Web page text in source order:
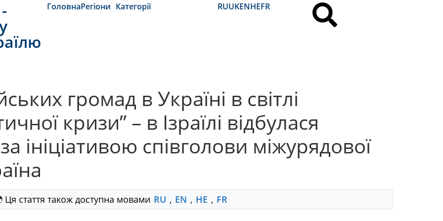
ГоловнаРегіони Категорії RUUKENHEFR
громад в Україні в світлі
кризи” – в Ізраїлі відбулася
ініціативою співголови міжурядової
Ця стаття також доступна мовами RU , EN , HE , FR